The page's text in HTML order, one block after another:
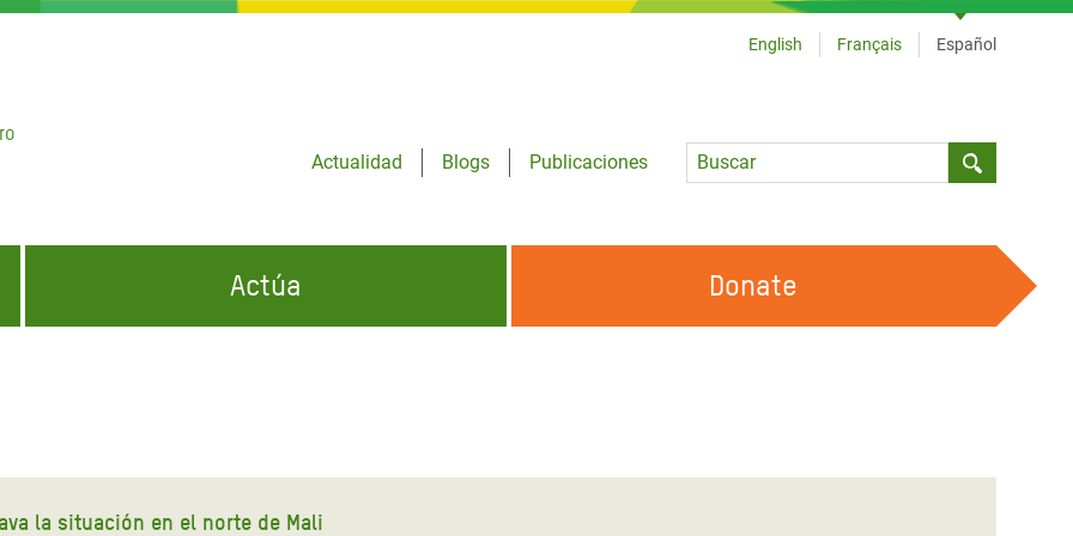
Actualidad
Blogs
Publicaciones
Language
English Français Español
por la Crisis en
Actúa Donate
la situación en el norte de Mali